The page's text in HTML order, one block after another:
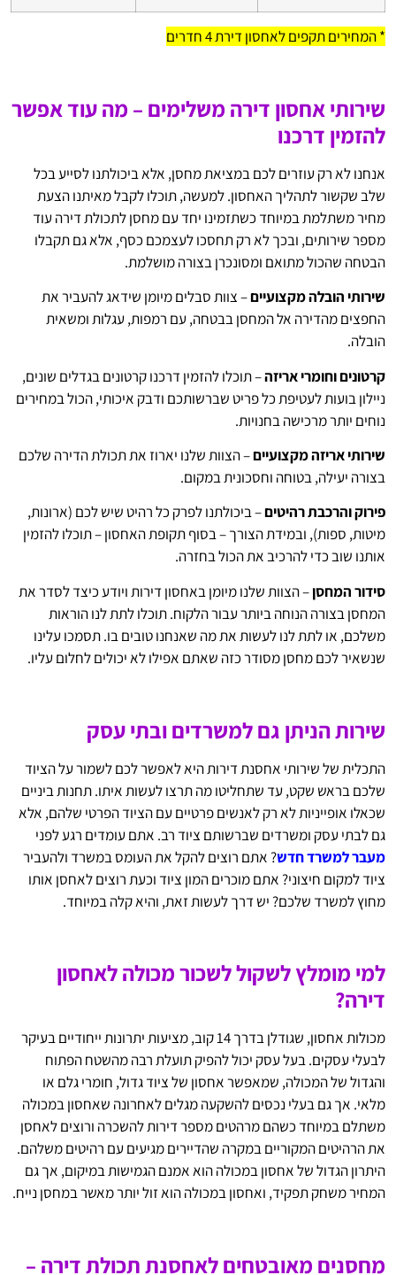
* המחירים תקפים לאחסון דירת 4 חדרים
שירותי אחסון דירה משלימים – מה עוד אפשר
להזמין דרכנו
אנחנו לא רק עוזרים לכם במציאת מחסן, אלא ביכולתנו לסייע בכל
שלב שקשור לתהליך האחסון. למעשה, תוכלו לקבל מאיתנו הצעת
מחיר משתלמת במיוחד כשתזמינו יחד עם מחסן לתכולת דירה עוד
מספר שירותים, ובכך לא רק תחסכו לעצמכם כסף, אלא גם תקבלו
הבטחה שהכול מתואם ומסונכרן בצורה מושלמת.
שירותי הובלה מקצועיים– צוות סבלים מיומן שידאג להעביר את
החפצים מהדירה אל המחסן בבטחה, עם רמפות, עגלות ומשאית
הובלה.
קרטונים וחומרי אריזה– תוכלו להזמין דרכנו קרטונים בגדלים שונים,
ניילון בועות לעטיפת כל פריט שברשותכם ודבק איכותי, הכול במחירים
נוחים יותר מרכישה בחנויות.
שירותי אריזה מקצועיים– הצוות שלנו יארוז את תכולת הדירה שלכם
בצורה יעילה, בטוחה וחסכונית במקום.
פירוק והרכבת רהיטים– ביכולתנו לפרק כל רהיט שיש לכם (ארונות,
מיטות, ספות), ובמידת הצורך – בסוף תקופת האחסון – תוכלו להזמין
אותנו שוב כדי להרכיב את הכול בחזרה.
סידור המחסן– הצוות שלנו מיומן באחסון דירות ויודע כיצד לסדר את
המחסן בצורה הנוחה ביותר עבור הלקוח. תוכלו לתת לנו הוראות
משלכם, או לתת לנו לעשות את מה שאנחנו טובים בו. תסמכו עלינו
שנשאיר לכם מחסן מסודר כזה שאתם אפילו לא יכולים לחלום עליו.
שירות הניתן גם למשרדים ובתי עסק
התכלית של שירותי אחסנת דירות היא לאפשר לכם לשמור על הציוד
שלכם בראש שקט, עד שתחליטו מה תרצו לעשות איתו. תחנות ביניים
שכאלו אופייניות לא רק לאנשים פרטיים עם הציוד הפרטי שלהם, אלא
גם לבתי עסק ומשרדים שברשותם ציוד רב. אתם עומדים רגע לפני
מעבר למשרד חדש? אתם רוצים להקל את העומס במשרד ולהעביר
ציוד למקום חיצוני? אתם מוכרים המון ציוד וכעת רוצים לאחסן אותו
מחוץ למשרד שלכם? יש דרך לעשות זאת, והיא קלה במיוחד.
למי מומלץ לשקול לשכור מכולה לאחסון
דירה?
מכולות אחסון, שגודלן בדרך 14 קוב, מציעות יתרונות ייחודיים בעיקר
לבעלי עסקים. בעל עסק יכול להפיק תועלת רבה מהשטח הפתוח
והגדול של המכולה, שמאפשר אחסון של ציוד גדול, חומרי גלם או
מלאי. אך גם בעלי נכסים להשקעה מגלים לאחרונה שאחסון במכולה
משתלם במיוחד כשהם מרהטים מספר דירות להשכרה ורוצים לאחסן
את הרהיטים המקוריים במקרה שהדיירים מגיעים עם רהיטים משלהם.
היתרון הגדול של אחסון במכולה הוא אמנם הגמישות במיקום, אך גם
המחיר משחק תפקיד, ואחסון במכולה הוא זול יותר מאשר במחסן נייח.
מחסנים מאובטחים לאחסנת תכולת דירה –